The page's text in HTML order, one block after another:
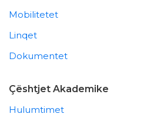
Mobilitetet
Linqet
Dokumentet
Çështjet Akademike
Hulumtimet